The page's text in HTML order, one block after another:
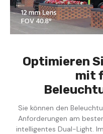
Optimieren
mit
Sie können den
Anforderungen am
intelligentes Dual-Light.